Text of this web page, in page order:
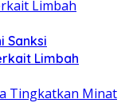
Sanksi
Limbah